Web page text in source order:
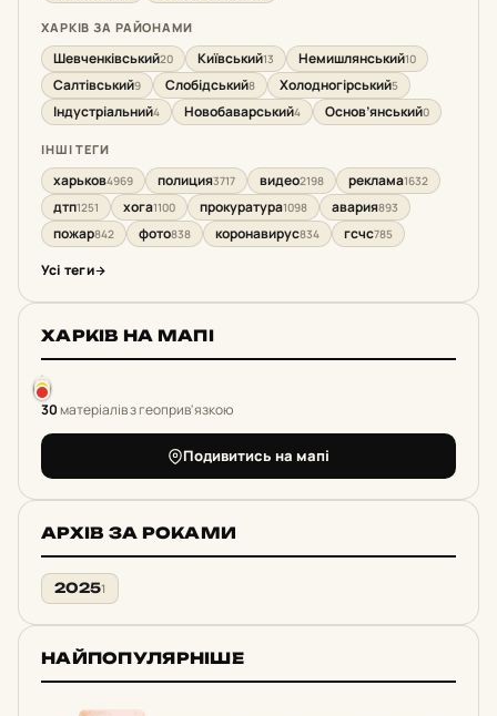
ХАРКІВ ЗА РАЙОНАМИ
Шевченківський20 Київський13 Немишлянський10
Салтівський9 Слобідський8 Холодногірський5
Індустріальний4 Новобаварський4 Основ’янський0
ІНШІ ТЕГИ
харьков4969 полиция3717 видео2198 реклама1632
дтп1251 хога1100 прокуратура1098 авария893
пожар842 фото838 коронавирус834 гсчс785
Усі теги
ХАРКІВ НА МАПІ
30матеріалів з геоприв'язкою
Подивитись на мапі
АРХІВ ЗА РОКАМИ
20251
НАЙПОПУЛЯРНІШЕ